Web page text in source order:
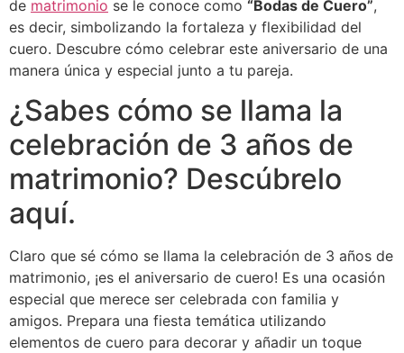
de matrimonio se le conoce como “Bodas de Cuero”,
es decir, simbolizando la fortaleza y flexibilidad del
cuero. Descubre cómo celebrar este aniversario de una
manera única y especial junto a tu pareja.
¿Sabes cómo se llama la
celebración de 3 años de
matrimonio? Descúbrelo
aquí.
Claro que sé cómo se llama la celebración de 3 años de
matrimonio, ¡es el aniversario de cuero! Es una ocasión
especial que merece ser celebrada con familia y
amigos. Prepara una fiesta temática utilizando
elementos de cuero para decorar y añadir un toque